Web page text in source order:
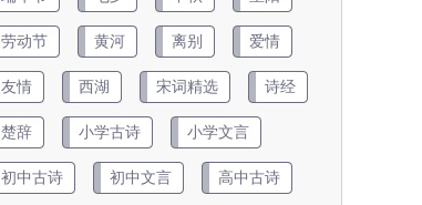
劳动节 黄河 离别 爱情
友情 西湖 宋词精选 诗经
楚辞 小学古诗 小学文言
初中古诗 初中文言 高中古诗